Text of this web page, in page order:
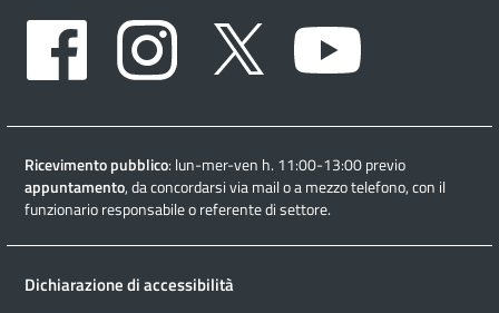
Facebook
Instagram Twitter
Ricevimento pubblico: lun-mer-ven h. 11:00-13:00 previo
appuntamento, da concordarsi via mail o a mezzo telefono, con il
funzionario responsabile o referente di settore.
Dichiarazione di accessibilità